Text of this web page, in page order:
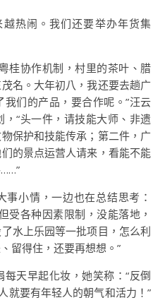
热闹。我们还要举办年货集
桂协作机制，村里的茶叶、腊
名。大年初八，我还要去趟广
们的产品，要合作呢。”汪云
“头一件，请技能大师、非遗
保护和技能传承；第二件，广
的景点运营人请来，看能不能
小情，一边也在总结思考：
受各种因素限制，没能落地，
水上乐园等一批项目，怎么利
留得住，还要再想想。”
天早起化妆，她笑称：“反倒
就要有年轻人的朝气和活力！”